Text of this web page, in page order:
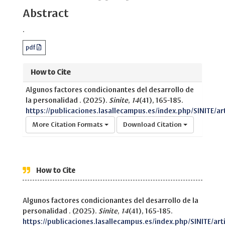
Abstract
.
pdf
How to Cite
Algunos factores condicionantes del desarrollo de
la personalidad . (2025). Sinite, 14(41), 165-185.
https://publicaciones.lasallecampus.es/index.php/SINITE/
More Citation Formats Download Citation
How to Cite
Algunos factores condicionantes del desarrollo de la
personalidad . (2025). Sinite, 14(41), 165-185.
https://publicaciones.lasallecampus.es/index.php/SINITE/